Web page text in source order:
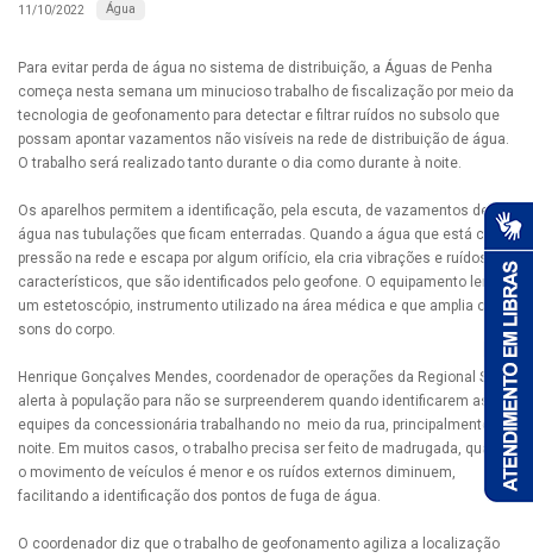
11/10/2022 Água
Para evitar perda de água no sistema de distribuição, a Águas de Penha
começa nesta semana um minucioso trabalho de fiscalização por meio da
tecnologia de geofonamento para detectar e filtrar ruídos no subsolo que
possam apontar vazamentos não visíveis na rede de distribuição de água.
O trabalho será realizado tanto durante o dia como durante à noite.
Os aparelhos permitem a identificação, pela escuta, de vazamentos de
água nas tubulações que ficam enterradas. Quando a água que está com
pressão na rede e escapa por algum orifício, ela cria vibrações e ruídos
característicos, que são identificados pelo geofone. O equipamento lembra
um estetoscópio, instrumento utilizado na área médica e que amplia os
sons do corpo.
Henrique Gonçalves Mendes, coordenador de operações da Regional SC,
alerta à população para não se surpreenderem quando identificarem as
equipes da concessionária trabalhando no meio da rua, principalmente à
noite. Em muitos casos, o trabalho precisa ser feito de madrugada, quando
o movimento de veículos é menor e os ruídos externos diminuem,
facilitando a identificação dos pontos de fuga de água.
O coordenador diz que o trabalho de geofonamento agiliza a localização